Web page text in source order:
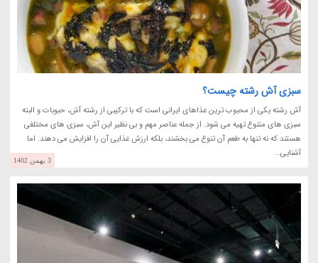
سبزی آش رشته چیست؟
آش رشته یکی از محبوب ترین غذاهای ایرانی است که با ترکیبی از رشته آش، حبوبات و البته
سبزی های متنوع تهیه می شود. از جمله عناصر مهم و بی نظیر این آش، سبزی های مختلفی
هستند که نه تنها به طعم آن تنوع می بخشند، بلکه ارزش غذایی آن را افزایش می دهند. اما
آشنایی...
3 بهمن 1402